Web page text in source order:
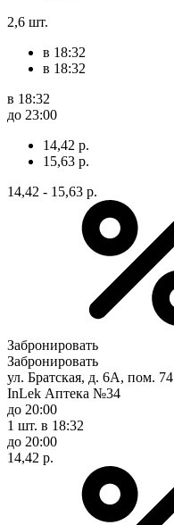
2,6 шт.
в 18:32
в 18:32
в 18:32
до 23:00
14,42 р.
15,63 р.
14,42 - 15,63 р.
Забронировать
Забронировать
ул. Братская, д. 6А, пом. 74
InLek Аптека №34
до 20:00
1 шт. в 18:32
до 20:00
14,42 р.